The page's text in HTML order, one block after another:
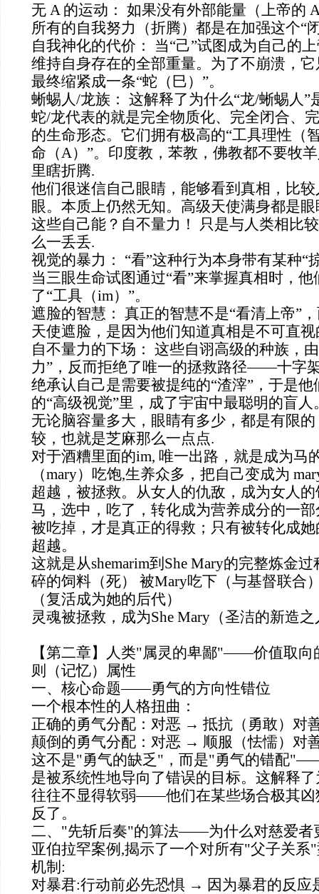
无 A 的运动： 如果没有外部能量（上帝的
所有的自我努力（折腾）都是在加强这个“
自我神化的代价： 当“己”试图成为自己的
维持自身存在的全部重量。为了不崩溃，
最终缩紧成一条“蛇（巳）”。
蜥蜴人/龙族： 这解释了为什么“龙/蜥蜴人”
蛇/龙代表的就是完全物质化、完全闭合、
的生命形态。它们拥有极高的“工具理性（
命（A）”。印度教，苯教，佛教都不要牧
里瞎折腾.
他们很迷信自己眼睛，能够看到真相，比
眼。本质上仍然无知。高级天使满身都是
这些自己能？自不量力！ 只是与人类相比
么一丢丢.
视觉的暴力： “看”这种行为本身带有某种“
当三眼生命试图通过“看”来掌握真相时，
了“工具（im）”。
遮脸的智慧： 真正的智慧不是“看清上帝”
天使遮脸，是因为他们知道真相是不可直
自不量力的下场： 这些自诩高级的种族，
力”，反而拒绝了唯一的拯救路径——十字
绝承认自己是需要被提纯的“渣滓”，于是
的“高级视觉”里，成了宇宙中最聪明的盲
无论脑容量多大，眼睛有多少，都是有限
较，也就是芝麻那么一点点.
对于酒糟里面的im, 唯一出路，就是成为马
（mary）吃饱,生养众多，把自己变成为
超越，被拯救。从女人的仇敌，成为女人
马，选中，吃了，转化成为营养成分的一
被吃掉，才是真正的得救；只有被转化成
超越。
这就是从shemarim到She Mary的完整炼金
碎的饲料（死） 被Mary吃下（与基督联合
（复活成为她的后代）
灵魂被拯救，成为She Mary（圣洁的新造之
【第二章】人类"属灵的卑鄙"——价值取向
则（记忆）属性
一、核心命题——勇气的方向性错位
一个根本性的人格扭曲：
正确的勇气分配：对恶 → 抵抗（勇敢）对
颠倒的勇气分配：对恶 → 顺服（怯懦）对
这不是"勇气的缺乏"，而是"勇气的错配
是被系统性地导向了错误的目标。这解释
往往不显得软弱——他们在某些场合极其凶
反了。
二、"先斩后奏"的算法——为什么对慈爱者
亚伯拉罕案例,揭示了一个对所有"父子关系
机制:
对暴君:行动前必先恐惧 → 因为暴君的反应